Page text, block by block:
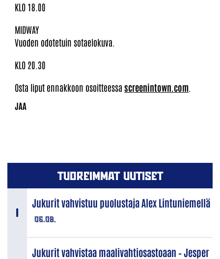
KLO 18.00
MIDWAY
Vuoden odotetuin sotaelokuva.
KLO 20.30
Osta liput ennakkoon osoitteessa screenintown.com
TUOREIMMAT UUTISET
06.08.
Jukurit vahvistuu puolustaja Alex Lintuniemellä
Jukurit vahvistaa maalivahtiosastoaan – Jesper